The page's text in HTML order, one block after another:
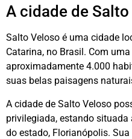
A cidade de
Salto Veloso é uma cidade
Catarina, no Brasil. Com
aproximadamente 4.000
suas belas paisagens
A cidade de Salto Veloso
privilegiada, estando
do estado, Florianópolis.